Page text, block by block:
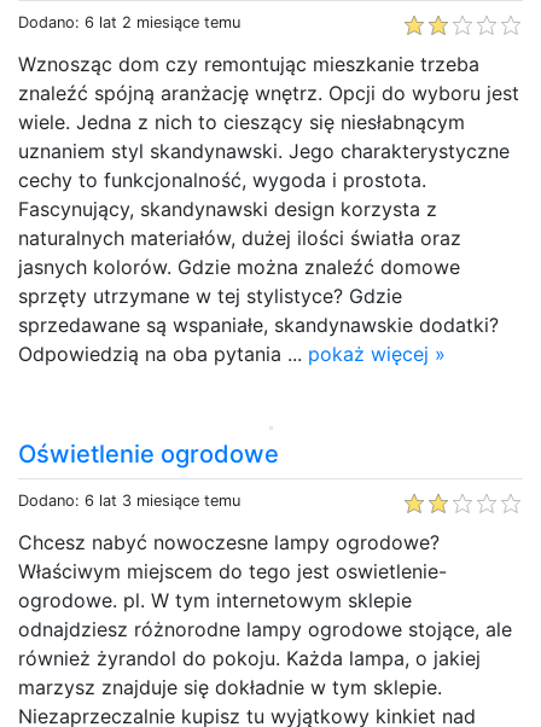
Dodano: 6 lat 2 miesiące temu
Wznosząc dom czy remontując mieszkanie trzeba
znaleźć spójną aranżację wnętrz. Opcji do wyboru jest
wiele. Jedna z nich to cieszący się niesłabnącym
uznaniem styl skandynawski. Jego charakterystyczne
cechy to funkcjonalność, wygoda i prostota.
Fascynujący, skandynawski design korzysta z
naturalnych materiałów, dużej ilości światła oraz
jasnych kolorów. Gdzie można znaleźć domowe
sprzęty utrzymane w tej stylistyce? Gdzie
sprzedawane są wspaniałe, skandynawskie dodatki?
Odpowiedzią na oba pytania ... pokaż więcej »
Oświetlenie ogrodowe
Dodano: 6 lat 3 miesiące temu
Chcesz nabyć nowoczesne lampy ogrodowe?
Właściwym miejscem do tego jest oswietlenie-
ogrodowe. pl. W tym internetowym sklepie
odnajdziesz różnorodne lampy ogrodowe stojące, ale
również żyrandol do pokoju. Każda lampa, o jakiej
marzysz znajduje się dokładnie w tym sklepie.
Niezaprzeczalnie kupisz tu wyjątkowy kinkiet nad